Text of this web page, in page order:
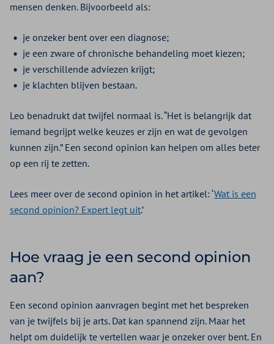
mensen denken. Bijvoorbeeld als:
je onzeker bent over een diagnose;
je een zware of chronische behandeling moet kiezen;
je verschillende adviezen krijgt;
je klachten blijven bestaan.
Leo benadrukt dat twijfel normaal is. “Het is belangrijk dat
iemand begrijpt welke keuzes er zijn en wat de gevolgen
kunnen zijn.” Een second opinion kan helpen om alles beter
op een rij te zetten.
Lees meer over de second opinion in het artikel: ‘Wat is een
second opinion? Expert legt uit.’
Hoe vraag je een second opinion
aan?
Een second opinion aanvragen begint met het bespreken
van je twijfels bij je arts. Dat kan spannend zijn. Maar het
helpt om duidelijk te vertellen waar je onzeker over bent. En